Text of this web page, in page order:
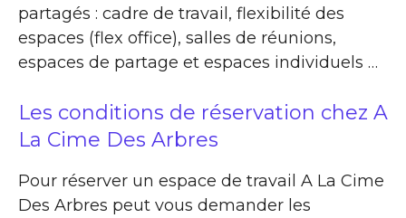
partagés : cadre de travail, flexibilité des
espaces (flex office), salles de réunions,
espaces de partage et espaces individuels …
Les conditions de réservation chez A
La Cime Des Arbres
Pour réserver un espace de travail A La Cime
Des Arbres peut vous demander les